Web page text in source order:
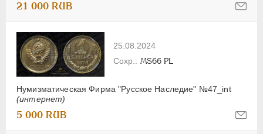
21 000 RUB
25.08.2024
Нумизматическая Фирма "Русское Наследие" №47_int
(интернет)
MS66 PL
5 000 RUB